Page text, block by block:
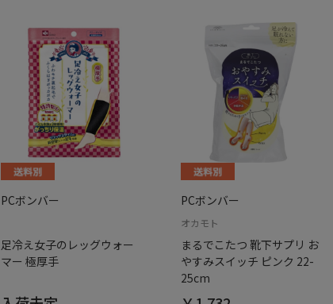
PCボンバー
足冷え女子のレッグウォー
マー 極厚手
PCボンバー
オカモト
まるでこたつ 靴下サプリ お
やすみスイッチ ピンク 22-
25cm